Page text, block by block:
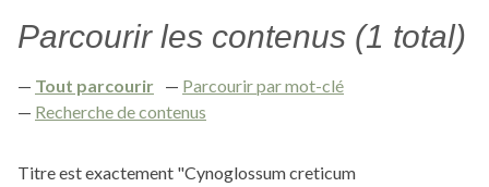
Parcourir les contenus (1 total)
Tout parcourir
Parcourir par mot-clé
Recherche de contenus
Titre est exactement "Cynoglossum creticum